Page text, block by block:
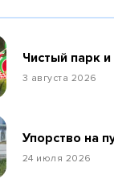
Чистый парк
3 августа 2026
Упорство на
24 июля 2026